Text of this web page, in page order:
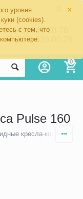
×
уровня
(cookies).
с тем, что
8 (343) 344-60-76
+7 (967) 639-00-76
0
Pulse 160
кресла-коляски